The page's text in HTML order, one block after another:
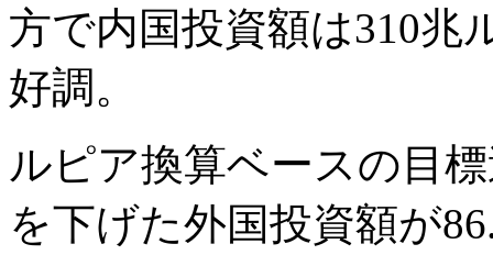
方で内国投資額は310兆
好調。
ルピア換算ベースの目
を下げた外国投資額が